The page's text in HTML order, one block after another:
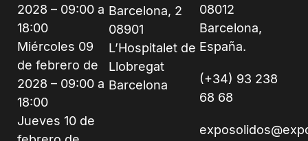
2028 – 09:00 a
18:00
Miércoles 09
de febrero de
2028 – 09:00 a
18:00
Jueves 10 de
Barcelona, 2
08901
L’Hospitalet de
Llobregat
Barcelona
08012
Barcelona,
España.
(+34) 93 238
68 68